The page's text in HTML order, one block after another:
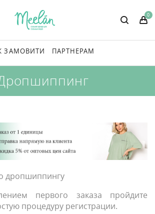
0
ЗАМОВИТИ ПАРТНЕРАМ
дропшиппингу
первого заказа пройдите
процедуру регистрации.